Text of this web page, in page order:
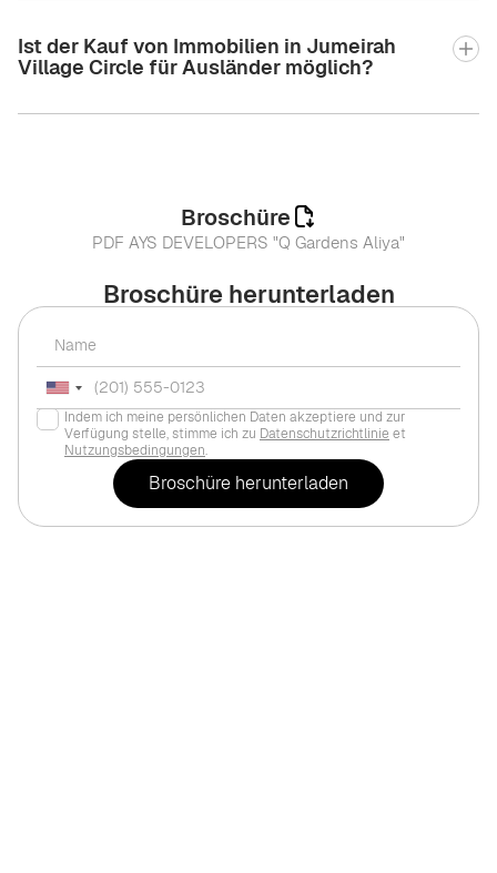
Ist der Kauf von Immobilien in Jumeirah
Village Circle für Ausländer möglich?
Broschüre herunterladen
Indem ich meine persönlichen Daten akzeptiere und zur
Verfügung stelle, stimme ich zu Datenschutzrichtlinie et
Nutzungsbedingungen.
Broschüre
PDF AYS DEVELOPERS "Q Gardens Aliya"